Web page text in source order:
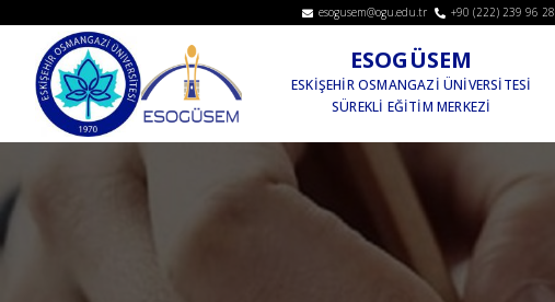
esogusem@ogu.edu.tr +90 (222) 239 96 28
ESOGÜSEM
ESKİŞEHİR OSMANGAZİ ÜNİVERSİTESİ
SÜREKLİ EĞİTİM MERKEZİ